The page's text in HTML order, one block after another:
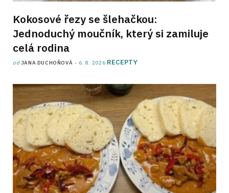
Kokosové řezy se šlehačkou:
Jednoduchý moučník, který si zamiluje
celá rodina
od JANA DUCHOŇOVÁ 6. 8. 2026 RECEPTY